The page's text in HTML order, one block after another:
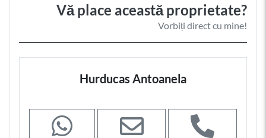
Vă place această proprietate?
Vorbiți direct cu mine!
Hurducas Antoanela